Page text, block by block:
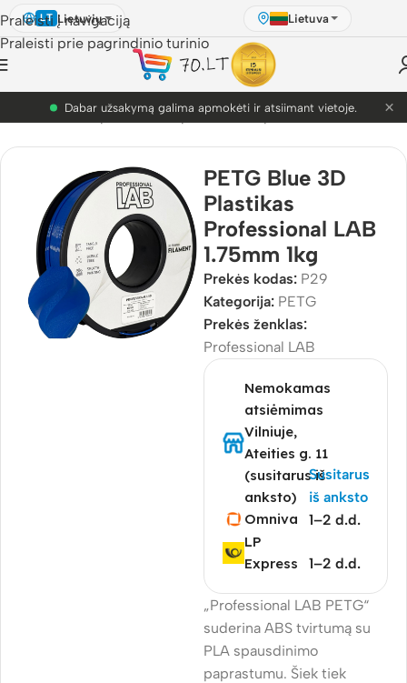
Praleisti į navigaciją
Praleisti prie pagrindinio turinio
LT Lietuvių Lietuva
Dabar užsakymą galima apmokėti ir atsiimant vietoje. ×
Pasaulis /3D Spausdinimo plastikai/3D plastikai /PETG
PETG Blue 3D
Plastikas
Professional LAB
1.75mm 1kg
Prekės kodas: P29
Kategorija: PETG
Prekės ženklas:
Professional LAB
Nemokamas
atsiėmimas
Vilniuje,
Ateities g. 11
(susitarus iš
anksto)
Susitarus
iš anksto
Omniva
1–2 d.d.
LP
Express
1–2 d.d.
„Professional LAB PETG“
suderina ABS tvirtumą su
PLA spausdinimo
paprastumu. Šiek tiek